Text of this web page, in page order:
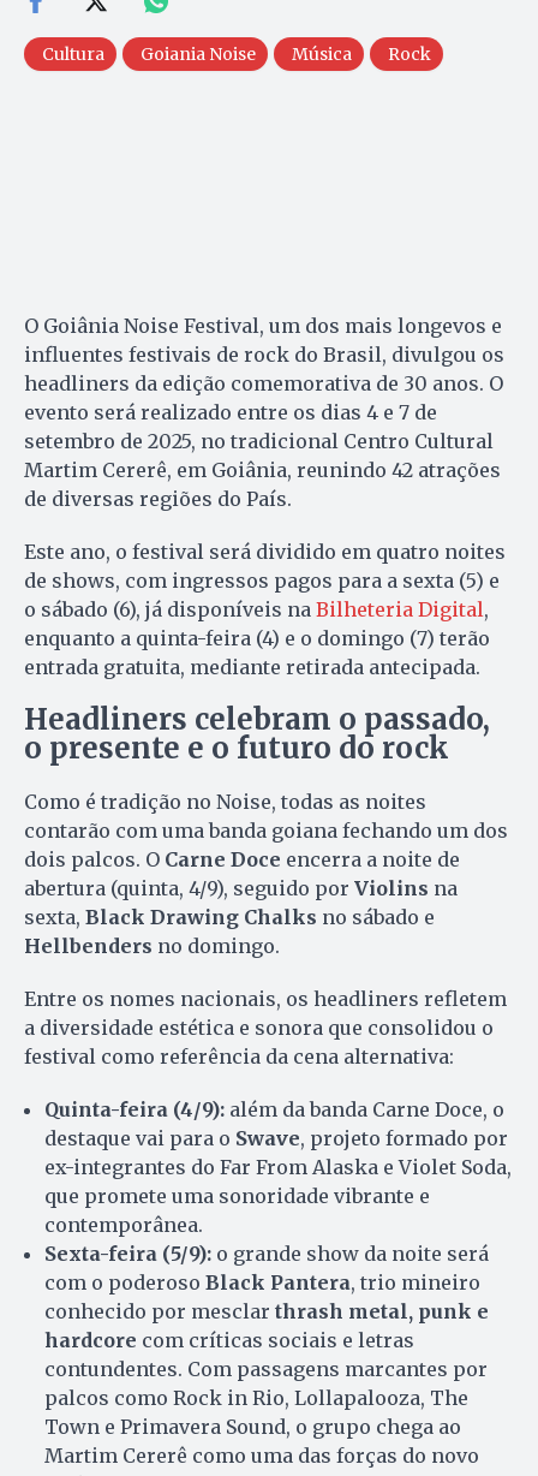
Cultura Goiania Noise Música Rock
O Goiânia Noise Festival, um dos mais longevos e
influentes festivais de rock do Brasil, divulgou os
headliners da edição comemorativa de 30 anos. O
evento será realizado entre os dias 4 e 7 de
setembro de 2025, no tradicional Centro Cultural
Martim Cererê, em Goiânia, reunindo 42 atrações
de diversas regiões do País.
Este ano, o festival será dividido em quatro noites
de shows, com ingressos pagos para a sexta (5) e
o sábado (6), já disponíveis na Bilheteria Digital,
enquanto a quinta-feira (4) e o domingo (7) terão
entrada gratuita, mediante retirada antecipada.
Headliners celebram o passado,
o presente e o futuro do rock
Como é tradição no Noise, todas as noites
contarão com uma banda goiana fechando um dos
dois palcos. O Carne Doce encerra a noite de
abertura (quinta, 4/9), seguido por Violins na
sexta, Black Drawing Chalks no sábado e
Hellbenders no domingo.
Entre os nomes nacionais, os headliners refletem
a diversidade estética e sonora que consolidou o
festival como referência da cena alternativa:
Quinta-feira (4/9): além da banda Carne Doce, o
destaque vai para o Swave, projeto formado por
ex-integrantes do Far From Alaska e Violet Soda,
que promete uma sonoridade vibrante e
contemporânea.
Sexta-feira (5/9): o grande show da noite será
com o poderoso Black Pantera, trio mineiro
conhecido por mesclar thrash metal, punk e
hardcore com críticas sociais e letras
contundentes. Com passagens marcantes por
palcos como Rock in Rio, Lollapalooza, The
Town e Primavera Sound, o grupo chega ao
Martim Cererê como uma das forças do novo